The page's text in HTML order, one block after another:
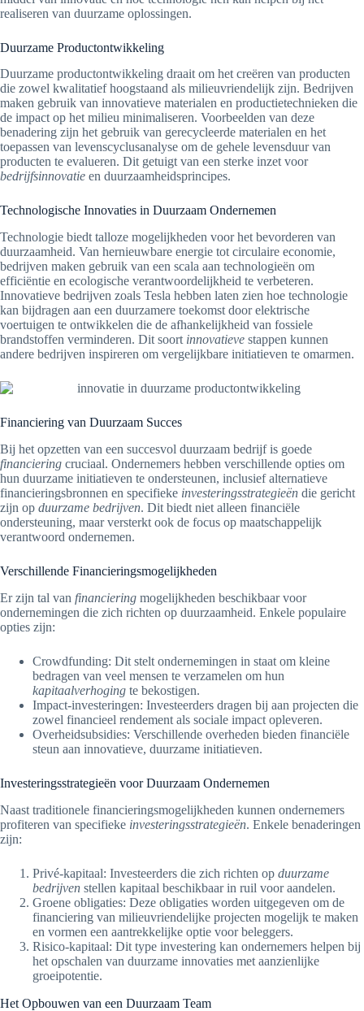
realiseren van duurzame oplossingen.
Duurzame Productontwikkeling
Duurzame productontwikkeling draait om het creëren van producten
die zowel kwalitatief hoogstaand als milieuvriendelijk zijn. Bedrijven
maken gebruik van innovatieve materialen en productietechnieken die
de impact op het milieu minimaliseren. Voorbeelden van deze
benadering zijn het gebruik van gerecycleerde materialen en het
toepassen van levenscyclusanalyse om de gehele levensduur van
producten te evalueren. Dit getuigt van een sterke inzet voor
bedrijfsinnovatie en duurzaamheidsprincipes.
Technologische Innovaties in Duurzaam Ondernemen
Technologie biedt talloze mogelijkheden voor het bevorderen van
duurzaamheid. Van hernieuwbare energie tot circulaire economie,
bedrijven maken gebruik van een scala aan technologieën om
efficiëntie en ecologische verantwoordelijkheid te verbeteren.
Innovatieve bedrijven zoals Tesla hebben laten zien hoe technologie
kan bijdragen aan een duurzamere toekomst door elektrische
voertuigen te ontwikkelen die de afhankelijkheid van fossiele
brandstoffen verminderen. Dit soort innovatieve stappen kunnen
andere bedrijven inspireren om vergelijkbare initiatieven te omarmen.
Financiering van Duurzaam Succes
Bij het opzetten van een succesvol duurzaam bedrijf is goede
financiering cruciaal. Ondernemers hebben verschillende opties om
hun duurzame initiatieven te ondersteunen, inclusief alternatieve
financieringsbronnen en specifieke investeringsstrategieën die gericht
zijn op duurzame bedrijven. Dit biedt niet alleen financiële
ondersteuning, maar versterkt ook de focus op maatschappelijk
verantwoord ondernemen.
Verschillende Financieringsmogelijkheden
Er zijn tal van financiering mogelijkheden beschikbaar voor
ondernemingen die zich richten op duurzaamheid. Enkele populaire
opties zijn:
Crowdfunding: Dit stelt ondernemingen in staat om kleine
bedragen van veel mensen te verzamelen om hun
kapitaalverhoging te bekostigen.
Impact-investeringen: Investeerders dragen bij aan projecten die
zowel financieel rendement als sociale impact opleveren.
Overheidsubsidies: Verschillende overheden bieden financiële
steun aan innovatieve, duurzame initiatieven.
Investeringsstrategieën voor Duurzaam Ondernemen
Naast traditionele financieringsmogelijkheden kunnen ondernemers
profiteren van specifieke investeringsstrategieën. Enkele benaderingen
zijn:
Privé-kapitaal: Investeerders die zich richten op duurzame
bedrijven stellen kapitaal beschikbaar in ruil voor aandelen.
Groene obligaties: Deze obligaties worden uitgegeven om de
financiering van milieuvriendelijke projecten mogelijk te maken
en vormen een aantrekkelijke optie voor beleggers.
Risico-kapitaal: Dit type investering kan ondernemers helpen bij
het opschalen van duurzame innovaties met aanzienlijke
groeipotentie.
Het Opbouwen van een Duurzaam Team